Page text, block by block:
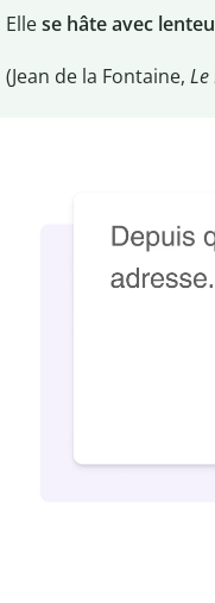
Ellese hâte avec
(Jean de la Fontaine, Le